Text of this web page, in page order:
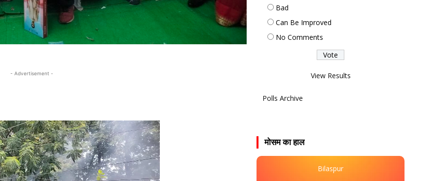
- Advertisement -
Bad
Can Be Improved
No Comments
View Results
Polls Archive
मोसम का हाल
Bilaspur